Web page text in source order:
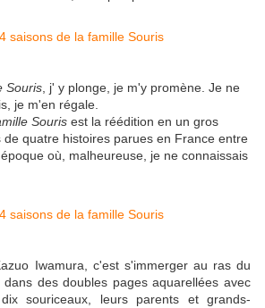
Souris , j' y plonge, je m'y promène. Je ne
je m'en régale.
Souris est la réédition en un gros
quatre histoires parues en France entre
où, malheureuse, je ne connaissais
Iwamura, c'est s'immerger au ras du
des doubles pages aquarellées avec
souriceaux, leurs parents et grands-